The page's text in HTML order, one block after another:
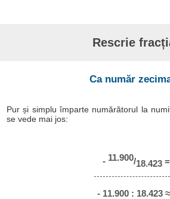
Rescrie
Ca număr
Pur și simplu împarte numărătorul la
se vede mai jos:
- 11.900/18.423 =
- 11.900 : 18.423 ≈